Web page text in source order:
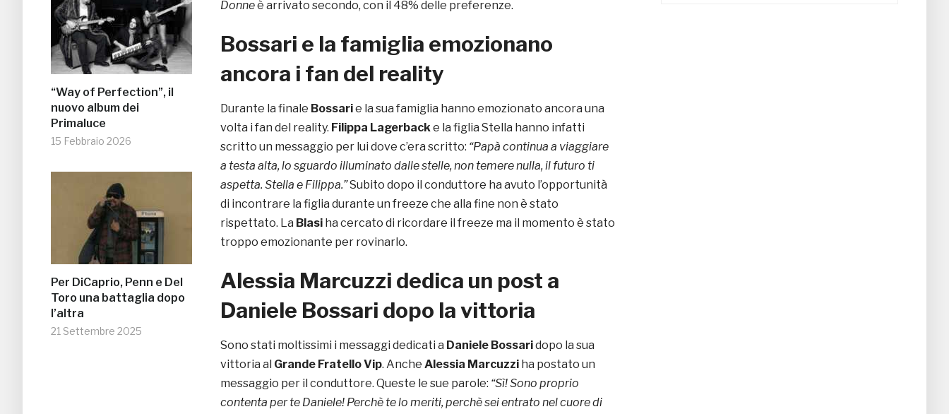
“Way of Perfection”, il
nuovo album dei
Primaluce
15 Febbraio 2026
Per DiCaprio, Penn e Del
Toro una battaglia dopo
l’altra
21 Settembre 2025
Donneè arrivato secondo, con il 48% delle preferenze.
Bossari e la famiglia emozionano
ancora i fan del reality
Durante la finale Bossarie la sua famiglia hanno emozionato ancora una
volta i fan del reality. Filippa Lagerbacke la figlia Stella hanno infatti
scritto un messaggio per lui dove c’era scritto: “Papà continua a viaggiare
a testa alta, lo sguardo illuminato dalle stelle, non temere nulla, il futuro ti
aspetta. Stella e Filippa.”Subito dopo il conduttore ha avuto l’opportunità
di incontrare la figlia durante un freeze che alla fine non è stato
rispettato. La Blasi ha cercato di ricordare il freeze ma il momento è stato
troppo emozionante per rovinarlo.
Alessia Marcuzzi dedica un post a
Daniele Bossari dopo la vittoria
Sono stati moltissimi i messaggi dedicati a Daniele Bossaridopo la sua
vittoria al Grande Fratello Vip. Anche Alessia Marcuzzi ha postato un
messaggio per il conduttore. Queste le sue parole: “Sì! Sono proprio
contenta per te Daniele! Perchè te lo meriti, perchè sei entrato nel cuore di